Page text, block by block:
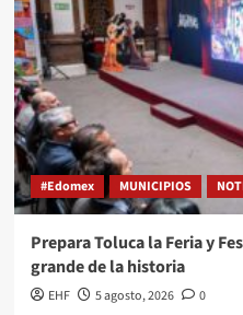
#Edomex MUNICIPIOS
Prepara Toluca la Feria y
grande de la historia
EHF 5 agosto, 2026 0